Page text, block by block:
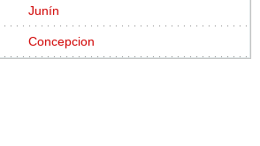
Junín
Concepcion